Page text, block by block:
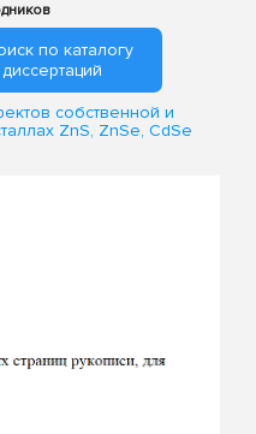
по каталогу
собственной и
ZnS, ZnSe, CdSe